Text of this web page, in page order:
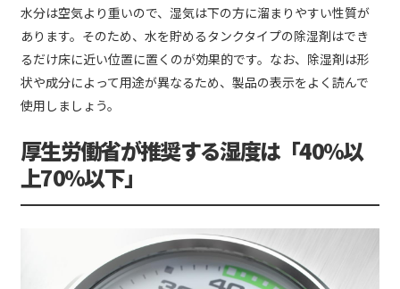
水分は空気より重いので、湿気は下の方に溜まりやすい性質が
あります。そのため、水を貯めるタンクタイプの除湿剤はでき
るだけ床に近い位置に置くのが効果的です。なお、除湿剤は形
状や成分によって用途が異なるため、製品の表示をよく読んで
使用しましょう。
厚生労働省が推奨する湿度は「40%以
上70%以下」